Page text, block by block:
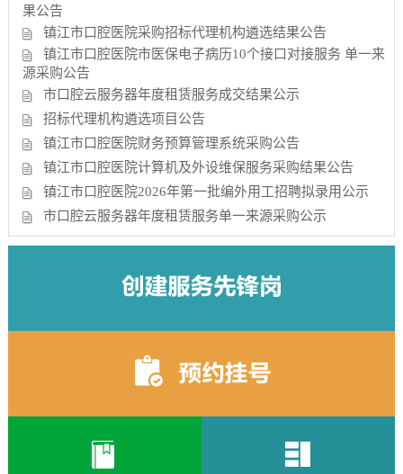
果公告
镇江市口腔医院采购招标代理机构遴选结果公告
镇江市口腔医院市医保电子病历10个接口对接服务 单一来
源采购公告
市口腔云服务器年度租赁服务成交结果公示
招标代理机构遴选项目公告
镇江市口腔医院财务预算管理系统采购公告
镇江市口腔医院计算机及外设维保服务采购结果公告
镇江市口腔医院2026年第一批编外用工招聘拟录用公示
市口腔云服务器年度租赁服务单一来源采购公示